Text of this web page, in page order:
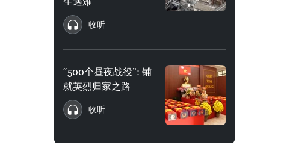
收听
“500个昼夜战役”: 铺
就英烈归家之路
收听